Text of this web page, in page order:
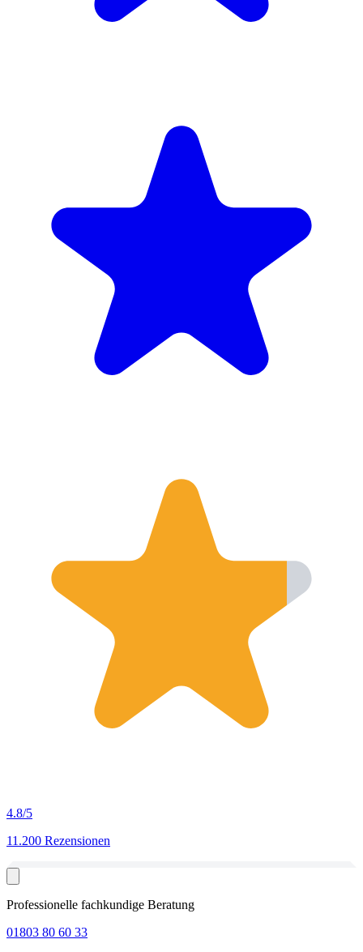
4.8/5
11.200 Rezensionen
Professionelle fachkundige Beratung
01803 80 60 33